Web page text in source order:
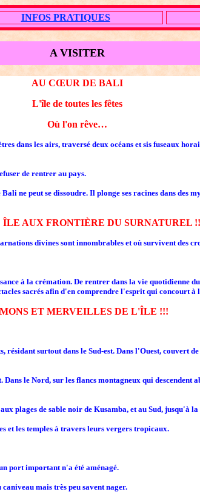
INFOS PRATIQUES
A VISITER
AU CŒUR DE BALI
L'île de toutes les fêtes
Où l'on rêve…
dans les airs, traversé deux océans et sis fuseaux
de rentrer au pays.
ne peut se dissoudre. Il plonge ses racines dans des
AUX FRONTIÈRE DU SURNATUREL
divines sont innombrables et où survivent des
à la crémation. De rentrer dans la vie quotidienne
sacrés afin d'en comprendre l'esprit qui
ET MERVEILLES DE L'ÎLE !!!
surtout dans le Sud-est. Dans l'Ouest, couvert
le Nord, sur les flancs montagneux qui
plages de sable noir de Kusamba, et au Sud, jusqu'à
et les temples à travers leurs vergers tropicaux.
port important n'a été aménagé.
mais très peu savent nager.